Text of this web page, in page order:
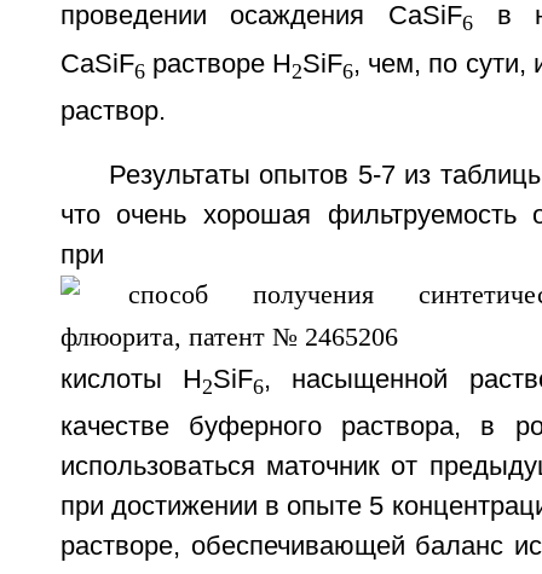
проведении осаждения CaSiF6
в
CaSiF6 растворе H2SiF6, чем, по сути,
раствор.
Результаты опытов 5-7 из
что очень хорошая фильтруемость
при
кислоты H2SiF6, насыщенной
качестве буферного раствора, в
использоваться маточник от
при достижении в опыте 5
растворе, обеспечивающей баланс